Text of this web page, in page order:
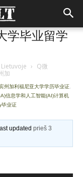
学毕业留学
› Q微
加
州加利福尼亚大学学历毕业证
信息学和人工智能(AI)计算机
毕业证
updatedprieš 3